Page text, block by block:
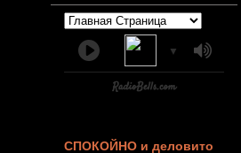
▼
СПОКОЙНО и деловито